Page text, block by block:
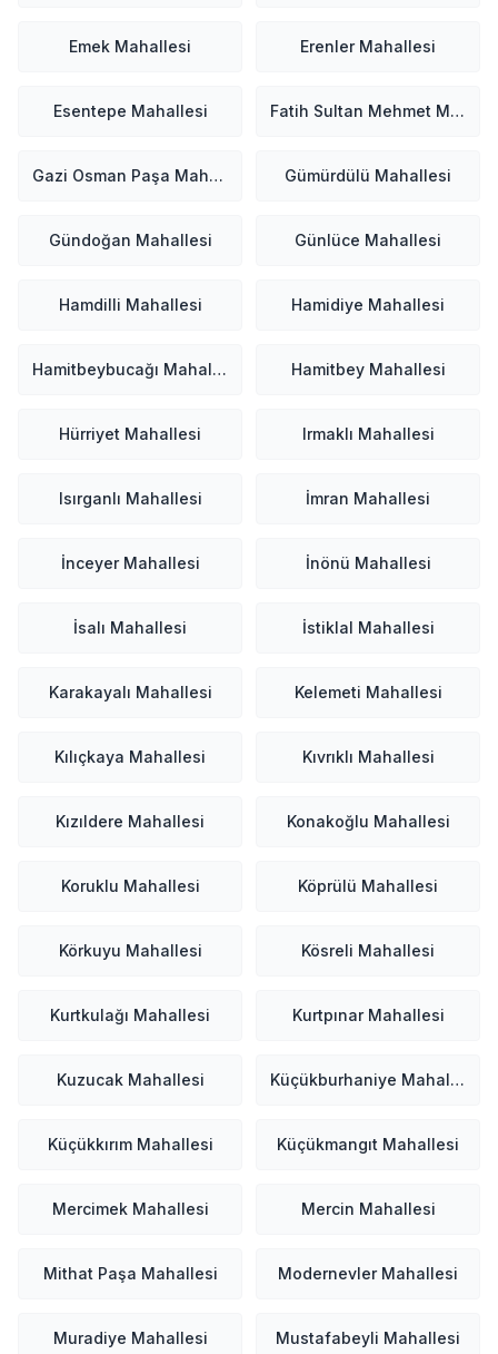
Emek Mahallesi Erenler Mahallesi
Esentepe Mahallesi Fatih Sultan Mehmet Mahallesi
Gazi Osman Paşa Mahallesi Gümürdülü Mahallesi
Gündoğan Mahallesi Günlüce Mahallesi
Hamdilli Mahallesi Hamidiye Mahallesi
Hamitbeybucağı Mahallesi Hamitbey Mahallesi
Hürriyet Mahallesi Irmaklı Mahallesi
Isırganlı Mahallesi İmran Mahallesi
İnceyer Mahallesi İnönü Mahallesi
İsalı Mahallesi İstiklal Mahallesi
Karakayalı Mahallesi Kelemeti Mahallesi
Kılıçkaya Mahallesi Kıvrıklı Mahallesi
Kızıldere Mahallesi Konakoğlu Mahallesi
Koruklu Mahallesi Köprülü Mahallesi
Körkuyu Mahallesi Kösreli Mahallesi
Kurtkulağı Mahallesi Kurtpınar Mahallesi
Kuzucak Mahallesi Küçükburhaniye Mahallesi
Küçükkırım Mahallesi Küçükmangıt Mahallesi
Mercimek Mahallesi Mercin Mahallesi
Mithat Paşa Mahallesi Modernevler Mahallesi
Muradiye Mahallesi Mustafabeyli Mahallesi